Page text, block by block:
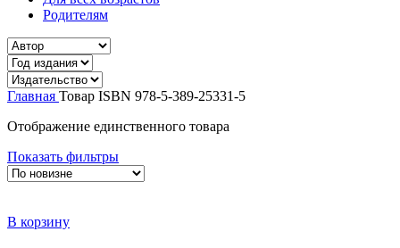
Родителям
Главная Товар ISBN 978-5-389-25331-5
Отображение единственного товара
Показать фильтры
В корзину